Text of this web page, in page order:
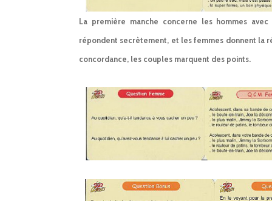
La première manche concerne les hommes
répondent secrètement, et les femmes donnent la
concordance, les couples marquent des points.